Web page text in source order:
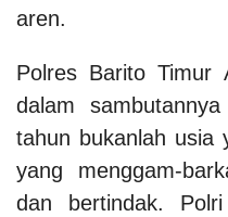
aren.
Polres Barito Timur
dalam
tahun bukanlah
yang menggam-
dan bertindak.